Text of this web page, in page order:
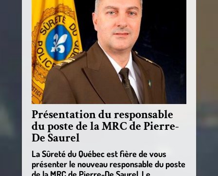
Présentation du responsable
du poste de la MRC de Pierre-
De Saurel
La Sûreté du Québec est fière de vous
présenter le nouveau responsable du poste